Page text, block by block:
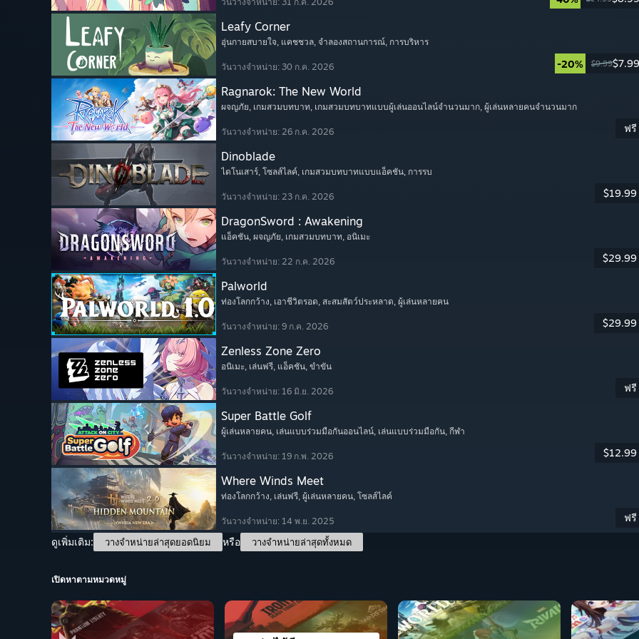
Leafy Corner
อุ่นกายสบายใจ, แคชชวล, จำลองสถานการณ์, การบริหาร
วันวางจำหน่าย: 30 ก.ค. 2026 -20% $9.99$7.99
Ragnarok: The New World
ผจญภัย, เกมสวมบทบาท, เกมสวมบทบาทแบบผู้เล่นออนไลน์จำนวนมาก, ผู้เล่นหลายคนจำนวนมาก
วันวางจำหน่าย: 26 ก.ค. 2026 ฟรี
Dinoblade
ไดโนเสาร์, โซลส์ไลค์, เกมสวมบทบาทแบบแอ็คชัน, การรบ
วันวางจำหน่าย: 23 ก.ค. 2026 $19.99
DragonSword : Awakening
แอ็คชัน, ผจญภัย, เกมสวมบทบาท, อนิเมะ
วันวางจำหน่าย: 22 ก.ค. 2026 $29.99
Palworld
ท่องโลกกว้าง, เอาชีวิตรอด, สะสมสัตว์ประหลาด, ผู้เล่นหลายคน
วันวางจำหน่าย: 9 ก.ค. 2026 $29.99
Zenless Zone Zero
อนิเมะ, เล่นฟรี, แอ็คชัน, ขำขัน
วันวางจำหน่าย: 16 มิ.ย. 2026 ฟรี
Super Battle Golf
ผู้เล่นหลายคน, เล่นแบบร่วมมือกันออนไลน์, เล่นแบบร่วมมือกัน, กีฬา
วันวางจำหน่าย: 19 ก.พ. 2026 $12.99
Where Winds Meet
ท่องโลกกว้าง, เล่นฟรี, ผู้เล่นหลายคน, โซลส์ไลค์
วันวางจำหน่าย: 14 พ.ย. 2025
ฟรี
ดูเพิ่มเติม:
วางจำหน่ายล่าสุดยอดนิยม หรือ วางจำหน่ายล่าสุดทั้งหมด
เปิดหาตามหมวดหมู่